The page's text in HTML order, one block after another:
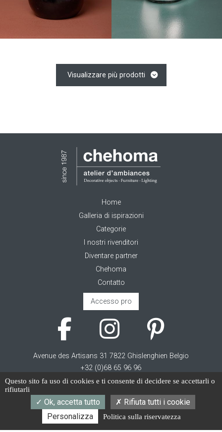
Visualizzare più prodotti
Home
Galleria di ispirazioni
Categorie
I nostri rivenditori
Diventare partner
Chehoma
Contatto
Accesso pro
Avenue des Artisans 31 7822 Ghislenghien Belgio
+32 (0)68 65 96 96
sales@chehoma.com
IT FR NL EN
Cookie management
Questo sito fa uso di cookies e ti consente di decidere se accettarli o
rifiutarli
Ok, accetta tutto
Rifiuta tutti i cookie
Personalizza
Politica sulla riservatezza